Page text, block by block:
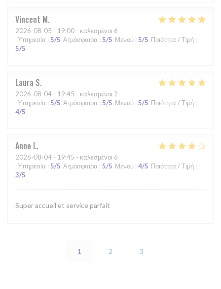
Vincent M
2026-08-05 - 19:00 - καλεσμένοι 6
Υπηρεσία : 5/5 Ατμόσφαιρα : 5/5 Μενού : 5/5 Ποιότητα / Τιμή :
5/5
Laura S
2026-08-04 - 19:45 - καλεσμένοι 2
Υπηρεσία : 5/5 Ατμόσφαιρα : 5/5 Μενού : 5/5 Ποιότητα / Τιμή :
4/5
Anne L
2026-08-04 - 19:45 - καλεσμένοι 6
Υπηρεσία : 5/5 Ατμόσφαιρα : 5/5 Μενού : 4/5 Ποιότητα / Τιμή :
3/5
Super accueil et service parfait
1 2 3